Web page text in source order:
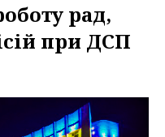
рад,
при ДСП